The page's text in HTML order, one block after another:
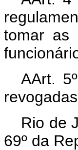
tomar as
AArt.
Rio de
69º da